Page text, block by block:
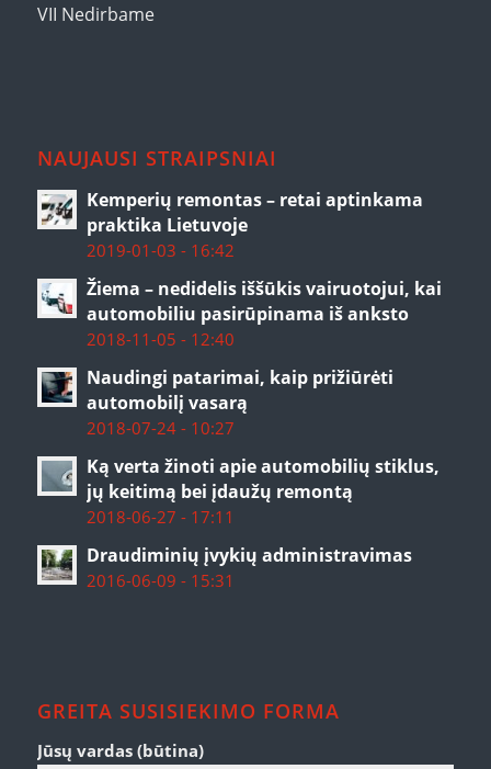
VII Nedirbame
NAUJAUSI STRAIPSNIAI
Kemperių remontas – retai aptinkama
praktika Lietuvoje
2019-01-03 - 16:42
Žiema – nedidelis iššūkis vairuotojui, kai
automobiliu pasirūpinama iš anksto
2018-11-05 - 12:40
Naudingi patarimai, kaip prižiūrėti
automobilį vasarą
2018-07-24 - 10:27
Ką verta žinoti apie automobilių stiklus,
jų keitimą bei įdaužų remontą
2018-06-27 - 17:11
Draudiminių įvykių administravimas
2016-06-09 - 15:31
GREITA SUSISIEKIMO FORMA
Jūsų vardas (būtina)